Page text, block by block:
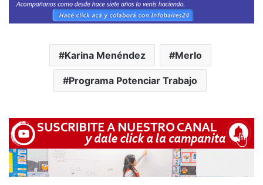
Karina Menéndez Merlo
Programa Potenciar Trabajo